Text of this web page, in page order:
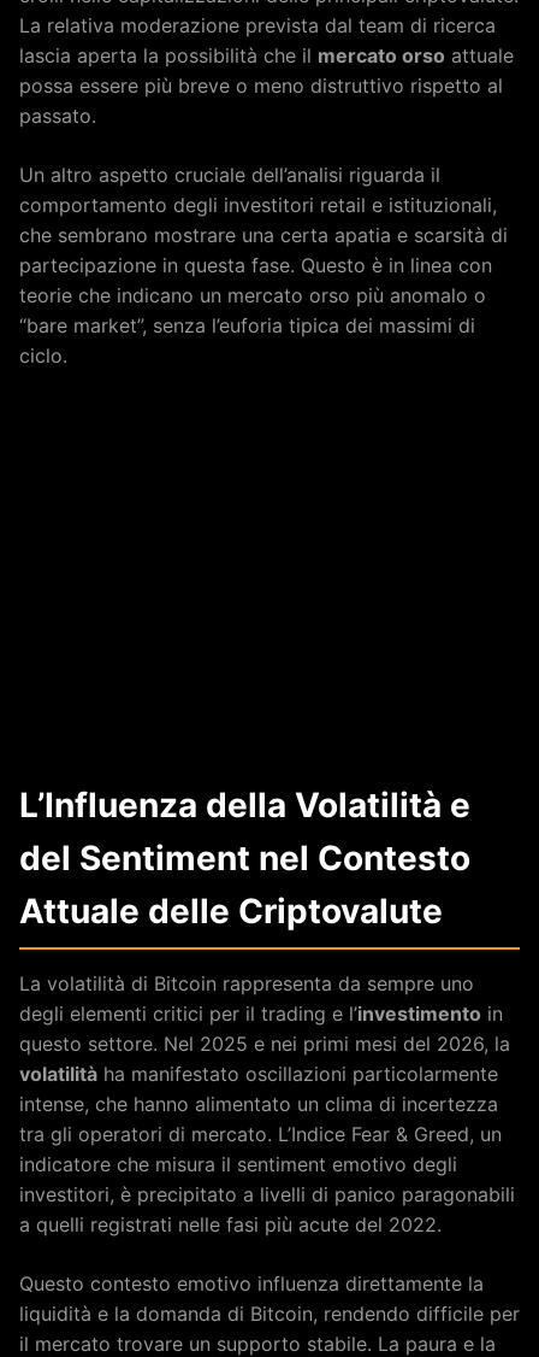
La relativa moderazione prevista dal team di ricerca
lascia aperta la possibilità che il mercato orso attuale
possa essere più breve o meno distruttivo rispetto al
passato.
Un altro aspetto cruciale dell’analisi riguarda il
comportamento degli investitori retail e istituzionali,
che sembrano mostrare una certa apatia e scarsità di
partecipazione in questa fase. Questo è in linea con
teorie che indicano un mercato orso più anomalo o
“bare market”, senza l’euforia tipica dei massimi di
ciclo.
L’Influenza della Volatilità e
del Sentiment nel Contesto
Attuale delle Criptovalute
La volatilità di Bitcoin rappresenta da sempre uno
degli elementi critici per il trading e l’investimento in
questo settore. Nel 2025 e nei primi mesi del 2026, la
volatilità ha manifestato oscillazioni particolarmente
intense, che hanno alimentato un clima di incertezza
tra gli operatori di mercato. L’Indice Fear & Greed, un
indicatore che misura il sentiment emotivo degli
investitori, è precipitato a livelli di panico paragonabili
a quelli registrati nelle fasi più acute del 2022.
Questo contesto emotivo influenza direttamente la
liquidità e la domanda di Bitcoin, rendendo difficile per
il mercato trovare un supporto stabile. La paura e la